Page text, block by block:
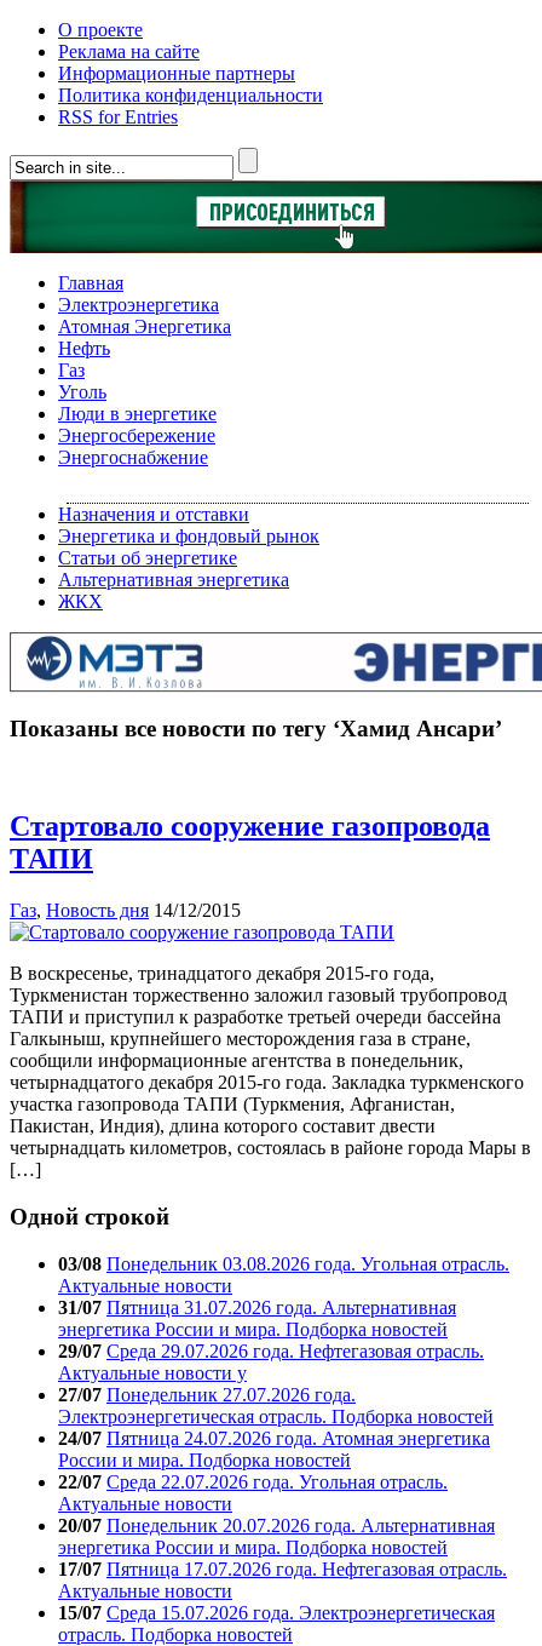
О проекте
Реклама на сайте
Информационные партнеры
Политика конфиденциальности
RSS for Entries
Главная
Электроэнергетика
Атомная Энергетика
Нефть
Газ
Уголь
Люди в энергетике
Энергосбережение
Энергоснабжение
Назначения и отставки
Энергетика и фондовый рынок
Статьи об энергетике
Альтернативная энергетика
ЖКХ
Показаны все новости по тегу ‘Хамид Ансари’
Стартовало сооружение газопровода
ТАПИ
Газ, Новость дня 14/12/2015
В воскресенье, тринадцатого декабря 2015-го года,
Туркменистан торжественно заложил газовый трубопровод
ТАПИ и приступил к разработке третьей очереди бассейна
Галкыныш, крупнейшего месторождения газа в стране,
сообщили информационные агентства в понедельник,
четырнадцатого декабря 2015-го года. Закладка туркменского
участка газопровода ТАПИ (Туркмения, Афганистан,
Пакистан, Индия), длина которого составит двести
четырнадцать километров, состоялась в районе города Мары в
[…]
Одной строкой
03/08 Понедельник 03.08.2026 года. Угольная отрасль.
Актуальные новости
31/07 Пятница 31.07.2026 года. Альтернативная
энергетика России и мира. Подборка новостей
29/07 Среда 29.07.2026 года. Нефтегазовая отрасль.
Актуальные новости у
27/07 Понедельник 27.07.2026 года.
Электроэнергетическая отрасль. Подборка новостей
24/07 Пятница 24.07.2026 года. Атомная энергетика
России и мира. Подборка новостей
22/07 Среда 22.07.2026 года. Угольная отрасль.
Актуальные новости
20/07 Понедельник 20.07.2026 года. Альтернативная
энергетика России и мира. Подборка новостей
17/07 Пятница 17.07.2026 года. Нефтегазовая отрасль.
Актуальные новости
15/07 Среда 15.07.2026 года. Электроэнергетическая
отрасль. Подборка новостей